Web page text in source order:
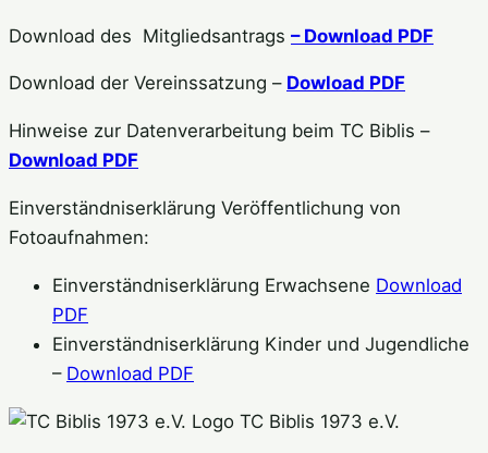
Download des Mitgliedsantrags – Download PDF
Download der Vereinssatzung – Dowload PDF
Hinweise zur Datenverarbeitung beim TC Biblis –
Download PDF
Einverständniserklärung Veröffentlichung von
Fotoaufnahmen:
Einverständniserklärung Erwachsene Download
PDF
Einverständniserklärung Kinder und Jugendliche
– Download PDF
TC Biblis 1973 e.V.